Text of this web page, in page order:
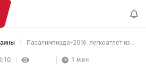
Паралимпиада-2016: легкоатлет из Львова порадовал болельщиков новой медалью
1 мин